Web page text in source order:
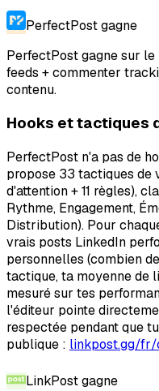
PerfectPostgagne
PerfectPost gagne sur
feeds + commenter
contenu.
Hooks et tactiques
PerfectPost n'a pas de
propose 33 tactiques de
d'attention + 11 règles),
Rythme, Engagement,
Distribution). Pour
vrais posts LinkedIn
personnelles (combien
tactique, ta moyenne de
mesuré sur tes
l'éditeur pointe
respectée pendant que
publique : linkpost.gg/fr/
LinkPostgagne